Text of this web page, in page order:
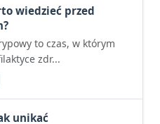
wiedzieć przed
to czas, w którym
zdr...
unikać